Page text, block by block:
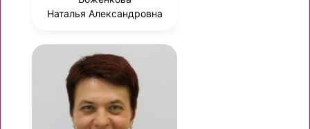
Наталья Александровна